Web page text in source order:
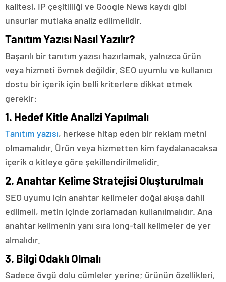
kalitesi, IP çeşitliliği ve Google News kaydı gibi
unsurlar mutlaka analiz edilmelidir.
Tanıtım Yazısı Nasıl Yazılır?
Başarılı bir tanıtım yazısı hazırlamak, yalnızca ürün
veya hizmeti övmek değildir. SEO uyumlu ve kullanıcı
dostu bir içerik için belli kriterlere dikkat etmek
gerekir:
1. Hedef Kitle Analizi Yapılmalı
Tanıtım yazısı, herkese hitap eden bir reklam metni
olmamalıdır. Ürün veya hizmetten kim faydalanacaksa
içerik o kitleye göre şekillendirilmelidir.
2. Anahtar Kelime Stratejisi Oluşturulmalı
SEO uyumu için anahtar kelimeler doğal akışa dahil
edilmeli, metin içinde zorlamadan kullanılmalıdır. Ana
anahtar kelimenin yanı sıra long-tail kelimeler de yer
almalıdır.
3. Bilgi Odaklı Olmalı
Sadece övgü dolu cümleler yerine; ürünün özellikleri,